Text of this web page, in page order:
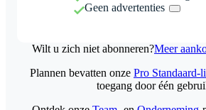
Geen advertenties
Wilt u zich niet abonneren?Meer
Plannen bevatten onze Pro Standaard-
toegang door één